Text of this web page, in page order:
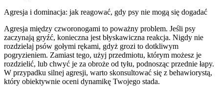
Agresja i dominacja: jak reagować, gdy psy nie mogą się dogadać
Agresja między czworonogami to poważny problem. Jeśli psy
zaczynają gryźć, konieczna jest błyskawiczna reakcja. Nigdy nie
rozdzielaj psów gołymi rękami, gdyż grozi to dotkliwym
pogryzieniem. Zamiast tego, użyj przedmiotu, którym możesz je
rozdzielić, lub chwyć je za obroże od tyłu, podnosząc przednie łapy.
W przypadku silnej agresji, warto skonsultować się z behawiorystą,
który obiektywnie oceni dynamikę Twojego stada.